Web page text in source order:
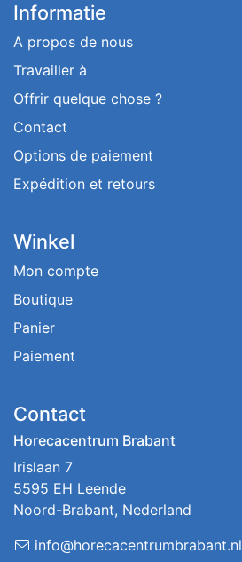
Informatie
A propos de nous
Travailler à
Offrir quelque chose ?
Contact
Options de paiement
Expédition et retours
Winkel
Mon compte
Boutique
Panier
Paiement
Contact
Horecacentrum Brabant
Irislaan 7
5595 EH Leende
Noord-Brabant, Nederland
info@horecacentrumbrabant.nl